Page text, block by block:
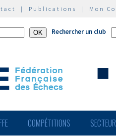
| Publications | Mon
Rechercher un club
FFE COMPÉTITIONS